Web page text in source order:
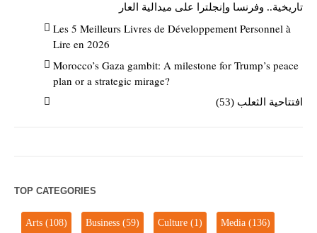
تاريخية.. وفرنسا وإنجلترا على ميدالية العار
Les 5 Meilleurs Livres de Développement Personnel à
Lire en 2026
Morocco’s Gaza gambit: A milestone for Trump’s peace
plan or a strategic mirage?
افتتاحية الثعلب (53)
TOP CATEGORIES
Arts (108) Business (59) Culture (1) Media (136)